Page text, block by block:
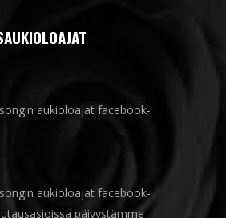
aukioloajat facebook-
aukioloajat facebook-
päivystämme